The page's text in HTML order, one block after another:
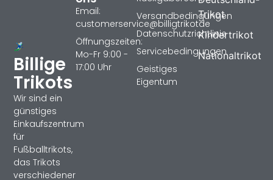
Billige
Trikots
Wir sind ein
günstiges
Einkaufszentrum
für
Fußballtrikots,
das Trikots
verschiedener
Trikot
Kindertrikot
Nationaltrikot
Versandbedingungen
Datenschutzrichtlinie
Servicebedingungen
Geistiges
Eigentum
Email:
customerservice@billigtrikotde
Öffnungszeiten:
Mo-Fr 9:00 -
17:00 Uhr